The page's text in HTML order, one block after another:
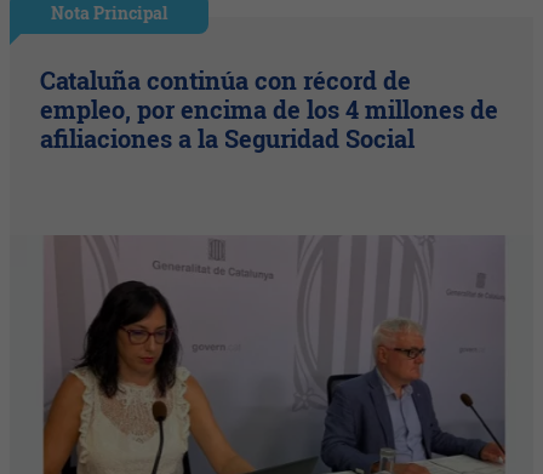
Nota Principal
Cataluña continúa con récord de
empleo, por encima de los 4 millones de
afiliaciones a la Seguridad Social